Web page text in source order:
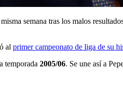
misma semana tras los malos
al primer campeonato de liga de su
temporada 2005/06. Se une así a